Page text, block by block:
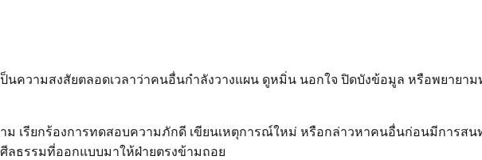
นความสงสัยตลอดเวลาว่าคนอื่นกำลังวางแผน ดูหมิ่น นอกใจ ปิดบังข้อมูล หรือพยายา
เรียกร้องการทดสอบความภักดี เขียนเหตุการณ์ใหม่ หรือกล่าวหาคนอื่นก่อนมีการสน
ลธรรมที่ออกแบบมาให้ฝ่ายตรงข้ามถอย